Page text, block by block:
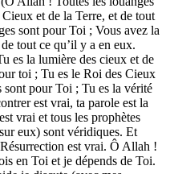
et de la Terre, et de tout
sont pour Toi ; Vous avez la
tout ce qu’il y a en eux.
es la lumière des cieux et de
toi ; Tu es le Roi des Cieux
sont pour Toi ; Tu es la vérité
est vrai, ta parole est la
vrai et tous les prophètes
eux) sont véridiques. Et
est vrai. Ô Allah !
en Toi et je dépends de Toi.